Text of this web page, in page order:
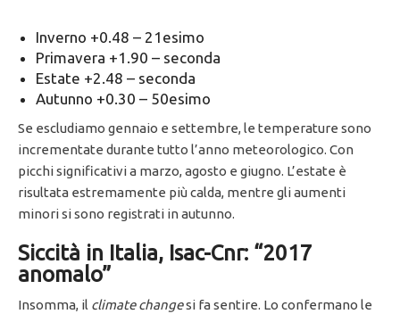
Inverno +0.48 – 21esimo
Primavera +1.90 – seconda
Estate +2.48 – seconda
Autunno +0.30 – 50esimo
Se escludiamo gennaio e settembre, le temperature sono
incrementate durante tutto l’anno meteorologico. Con
picchi significativi a marzo, agosto e giugno. L’estate è
risultata estremamente più calda, mentre gli aumenti
minori si sono registrati in autunno.
Siccità in Italia, Isac-Cnr: “2017
anomalo”
Insomma, il climate changesi fa sentire. Lo confermano le